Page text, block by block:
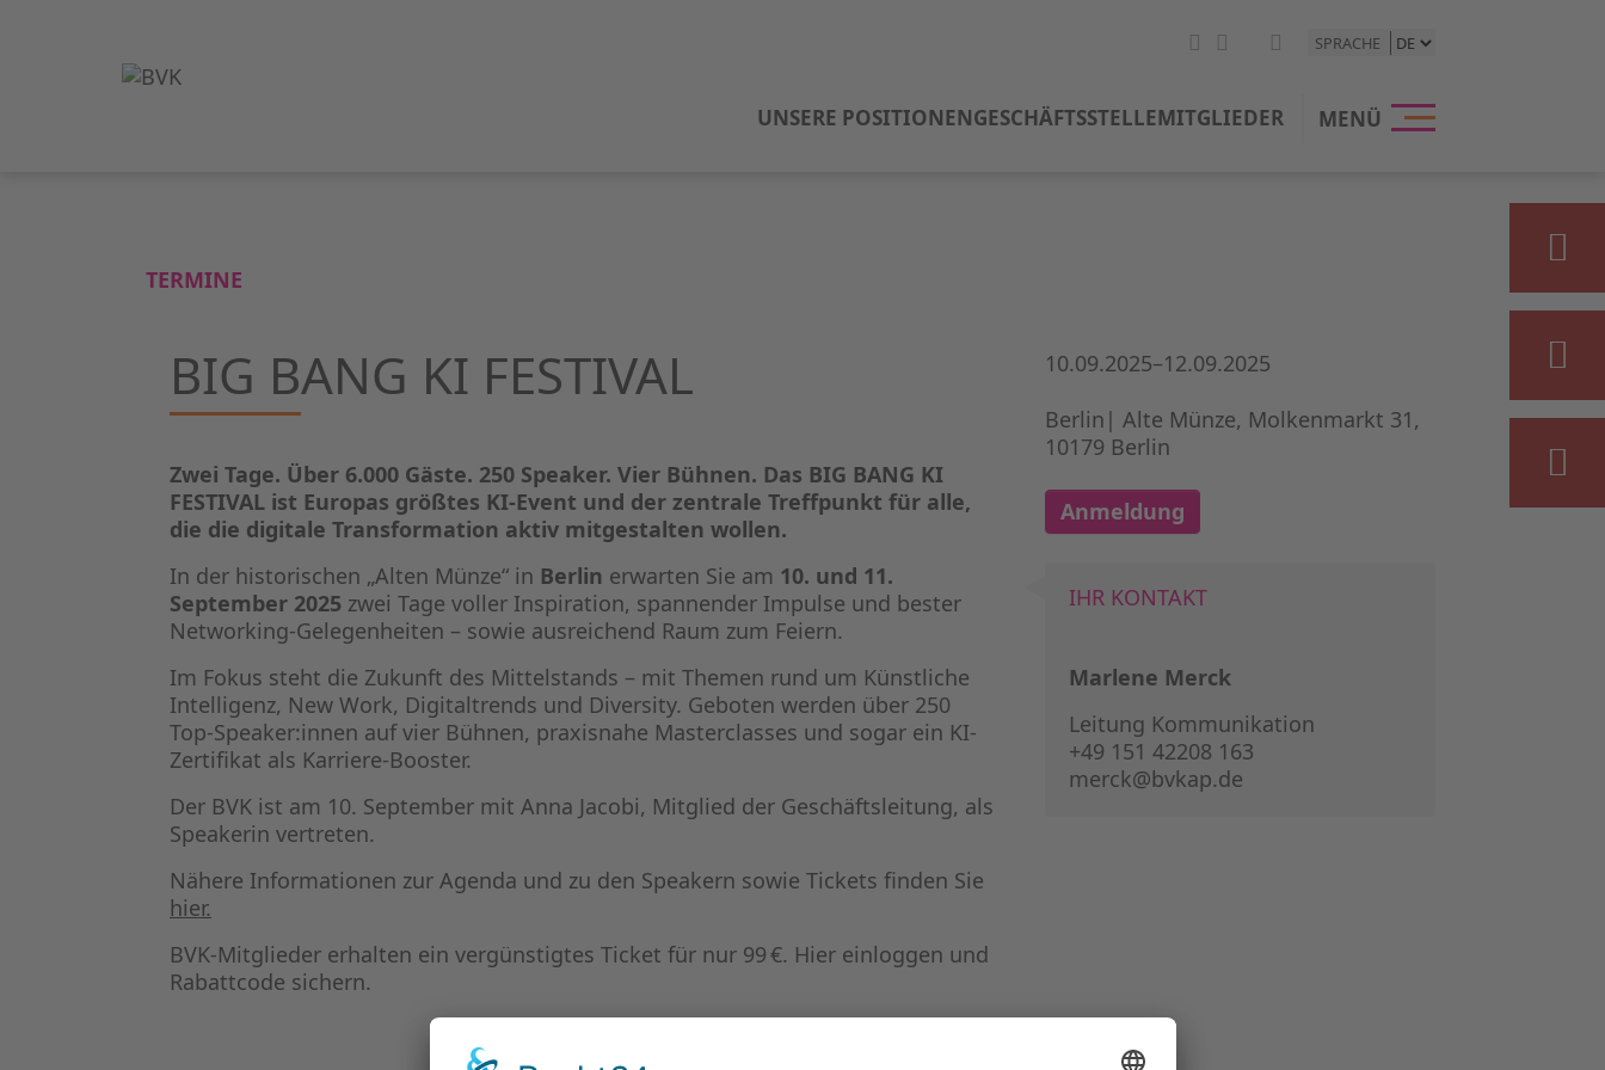
SPRACHE
UNSERE POSITIONENGESCHÄFTSSTELLEMITGLIEDER MENÜ
TERMINE
BIG BANG KI FESTIVAL
Zwei Tage. Über 6.000 Gäste. 250 Speaker. Vier Bühnen. Das BIG BANG KI
FESTIVAL ist Europas größtes KI-Event und der zentrale Treffpunkt für alle,
die die digitale Transformation aktiv mitgestalten wollen.
In der historischen „Alten Münze“ in Berlin erwarten Sie am 10. und 11.
September 2025 zwei Tage voller Inspiration, spannender Impulse und bester
Networking-Gelegenheiten – sowie ausreichend Raum zum Feiern.
Im Fokus steht die Zukunft des Mittelstands – mit Themen rund um Künstliche
Intelligenz, New Work, Digitaltrends und Diversity. Geboten werden über 250
Top-Speaker:innen auf vier Bühnen, praxisnahe Masterclasses und sogar ein KI-
Zertifikat als Karriere-Booster.
Der BVK ist am 10. September mit Anna Jacobi, Mitglied der Geschäftsleitung, als
Speakerin vertreten.
Nähere Informationen zur Agenda und zu den Speakern sowie Tickets finden Sie
hier.
BVK-Mitglieder erhalten ein vergünstigtes Ticket für nur 99 €. Hier einloggen und
Rabattcode sichern.
10.09.2025–12.09.2025
Berlin| Alte Münze, Molkenmarkt 31,
10179 Berlin
Anmeldung
IHR KONTAKT
Marlene Merck
Leitung Kommunikation
+49 151 42208 163
merck@bvkap.de